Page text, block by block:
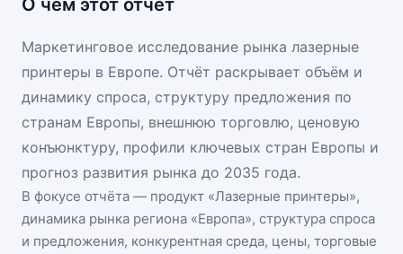
О чём этот отчёт
Маркетинговое исследование рынка лазерные
принтеры в Европе. Отчёт раскрывает объём и
динамику спроса, структуру предложения по
странам Европы, внешнюю торговлю, ценовую
конъюнктуру, профили ключевых стран Европы и
прогноз развития рынка до 2035 года.
В фокусе отчёта — продукт «Лазерные принтеры»,
динамика рынка региона «Европа», структура спроса
и предложения, конкурентная среда, цены, торговые